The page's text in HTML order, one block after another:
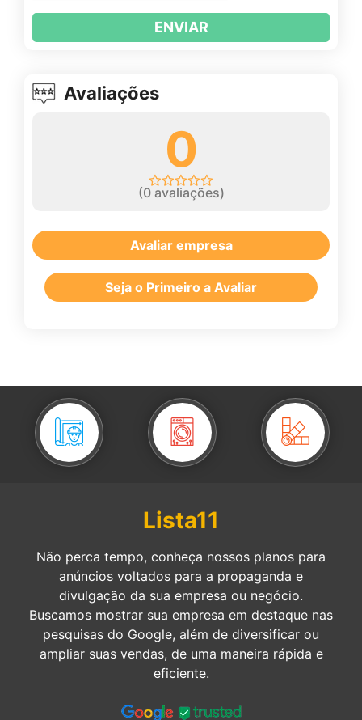
ENVIAR
Avaliações
0
(0avaliações)
Avaliar empresa
Seja o Primeiro a Avaliar
Lista11
Não perca tempo, conheça nossos planos para
anúncios voltados para a propaganda e
divulgação da sua empresa ou negócio.
Buscamos mostrar sua empresa em destaque nas
pesquisas do Google, além de diversificar ou
ampliar suas vendas, de uma maneira rápida e
eficiente.